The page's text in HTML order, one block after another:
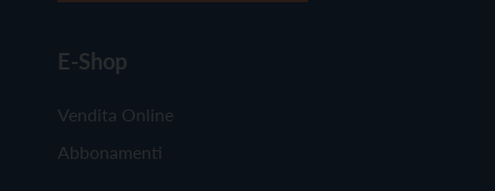
E-Shop
Vendita Online
Abbonamenti